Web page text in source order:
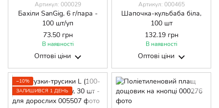
Артикул: 000029
Бахіли SanGig, 6 г/пара -
100 шт/уп
73.50 грн
В наявності
Оптові ціни
Артикул: 000465
Шапочка-кульбаба біла,
100 шт
132.19 грн
В наявності
Оптові ціни
−10%
ЗАЛИШИВСЯ 1 ДЕНЬ